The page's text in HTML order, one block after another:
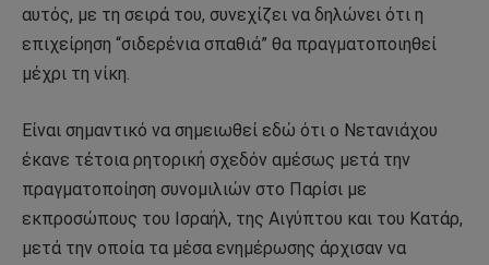
αυτός, με τη σειρά του, συνεχίζει να δηλώνει ότι η
επιχείρηση “σιδερένια σπαθιά” θα πραγματοποιηθεί
μέχρι τη νίκη.
Είναι σημαντικό να σημειωθεί εδώ ότι ο Νετανιάχου
έκανε τέτοια ρητορική σχεδόν αμέσως μετά την
πραγματοποίηση συνομιλιών στο Παρίσι με
εκπροσώπους του Ισραήλ, της Αιγύπτου και του Κατάρ,
μετά την οποία τα μέσα ενημέρωσης άρχισαν να